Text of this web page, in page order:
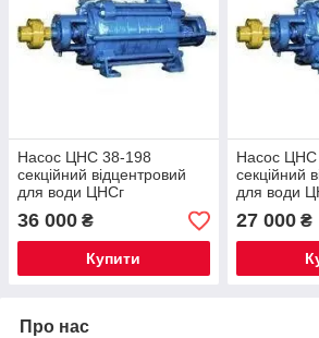
Насос ЦНС 38-198
секційний відцентровий
для води ЦНСг
36 000 ₴
Купити
Насос ЦНС
секційний
для води
27 000₴
Про нас